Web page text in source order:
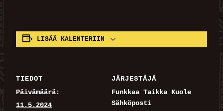
LISÄÄ KALENTERIIN
TIEDOT
Päivämäärä:
11.5.2024
JÄRJESTÄJÄ
Funkkaa Taikka Kuole
Sähköposti